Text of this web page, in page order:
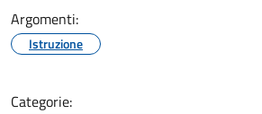
Argomenti:
Istruzione
Categorie: